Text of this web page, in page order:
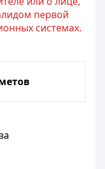
первой
системах.